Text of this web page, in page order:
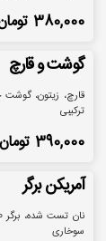
380,000
گوشت و قارچ
قارچ، زیتون، گوشت
ترکیبی
390,000 تومان
آمریکن برگر
سوخاری